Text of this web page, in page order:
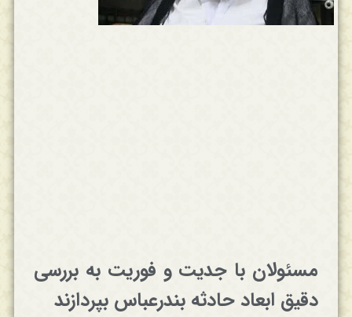
مسئولان با جدیت و فوریت به بررسی
دقیق ابعاد حادثه بندرعباس بپردازند